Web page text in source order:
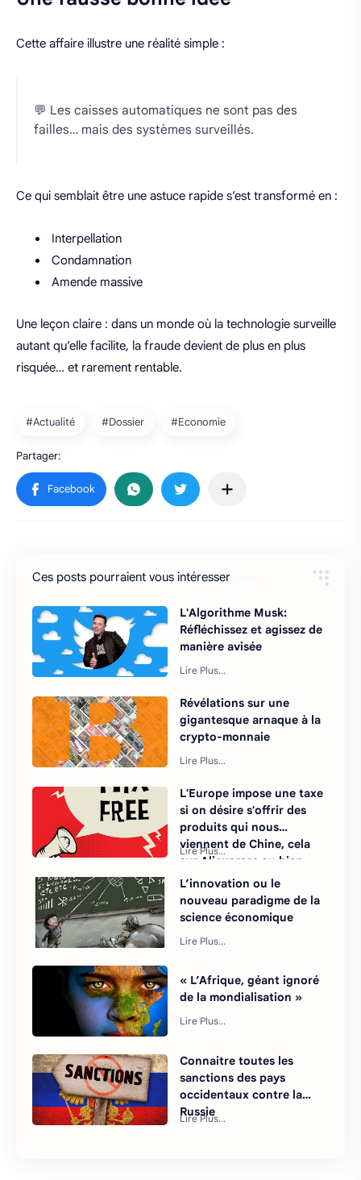
Cette affaire illustre une réalité simple :
💬 Les caisses automatiques ne sont pas des
failles… mais des systèmes surveillés.
Ce qui semblait être une astuce rapide s’est transformé en :
Interpellation
Condamnation
Amende massive
Une leçon claire : dans un monde où la technologie surveille
autant qu’elle facilite, la fraude devient de plus en plus
risquée… et rarement rentable.
Ces posts pourraient vous intéresser
L'Algorithme Musk:
Réfléchissez et agissez de
manière avisée
Révélations sur une
gigantesque arnaque à la
crypto-monnaie
L'Europe impose une taxe
si on désire s'offrir des
produits qui nous
viennent de Chine, cela
sur Aliexpress ou bien
d'autres sites e-commerce
L’innovation ou le
nouveau paradigme de la
science économique
« L’Afrique, géant ignoré
de la mondialisation »
Connaitre toutes les
sanctions des pays
occidentaux contre la
Russie